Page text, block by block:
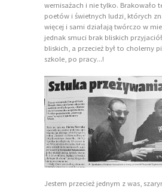
wernisażach i nie tylko. Brakowało
poetów i świetnych ludzi, których
więcej i sami działają twórczo w
jednak smuci brak bliskich
bliskich, a przecież był to cholerny
szkole, po pracy...!
Jestem przecież jednym z was,